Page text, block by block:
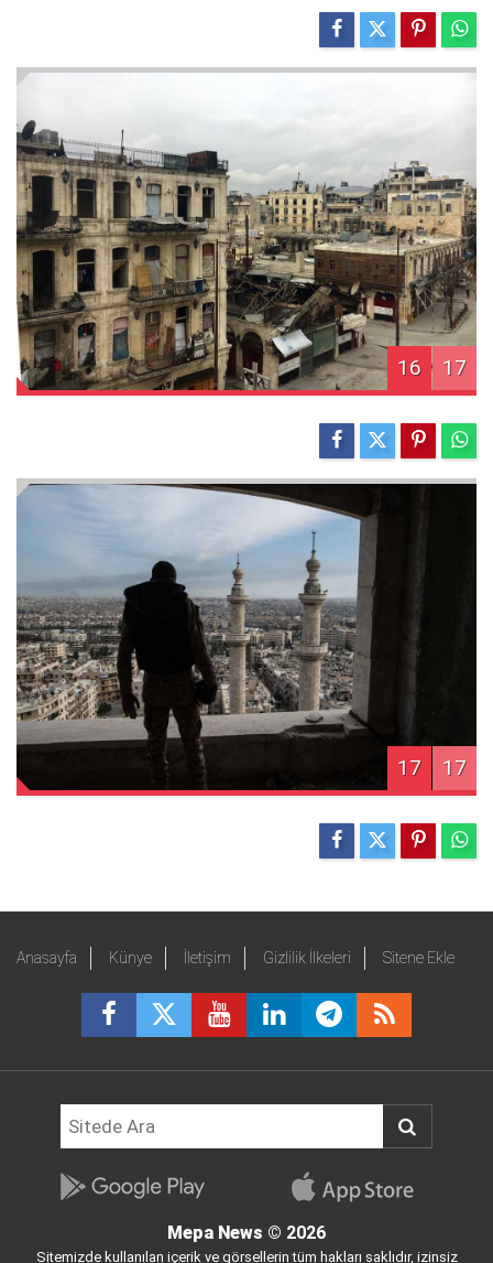
16 17
17 17
Anasayfa Künye İletişim Gizlilik İlkeleri Sitene Ekle
Mepa News © 2026
Sitemizde kullanılan içerik ve görsellerin tüm hakları saklıdır, izinsiz